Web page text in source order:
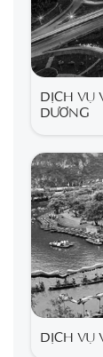
DỊCH VỤ
DƯƠNG
DỊCH VỤ